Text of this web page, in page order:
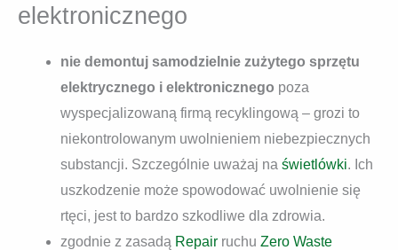
elektronicznego
nie demontuj samodzielnie zużytego sprzętu
elektrycznego i elektronicznego poza
wyspecjalizowaną firmą recyklingową – grozi to
niekontrolowanym uwolnieniem niebezpiecznych
substancji. Szczególnie uważaj na świetlówki. Ich
uszkodzenie może spowodować uwolnienie się
rtęci, jest to bardzo szkodliwe dla zdrowia.
zgodnie z zasadą Repair ruchu Zero Waste